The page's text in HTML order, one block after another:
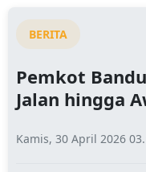
BERITA
Pemkot
Jalan hingga
Kamis, 30 April 2026